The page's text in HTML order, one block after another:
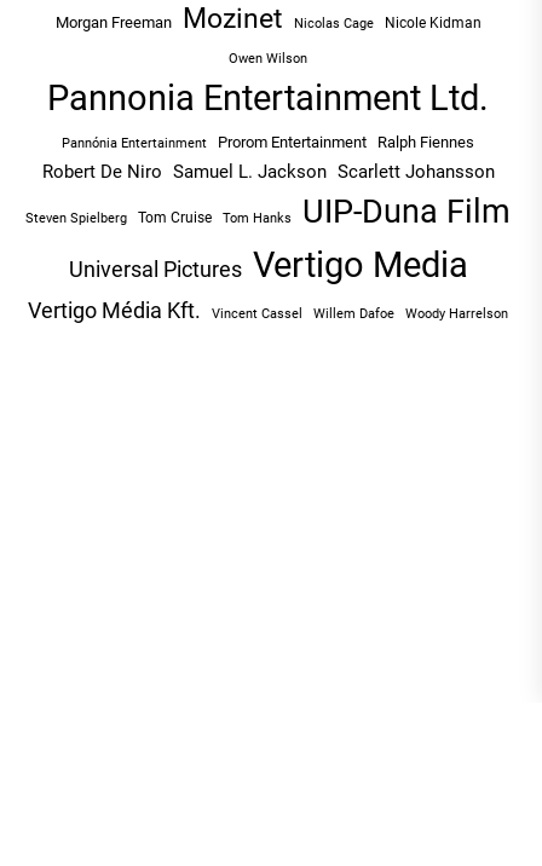
Morgan Freeman Mozinet Nicolas Cage Nicole Kidman
Owen Wilson
Pannonia Entertainment Ltd.
Pannónia Entertainment Prorom Entertainment Ralph Fiennes
Robert De Niro Samuel L. Jackson Scarlett Johansson
Steven Spielberg Tom Cruise Tom Hanks UIP-Duna Film
Universal Pictures Vertigo Media
Vertigo Média Kft. Vincent Cassel Willem Dafoe Woody Harrelson